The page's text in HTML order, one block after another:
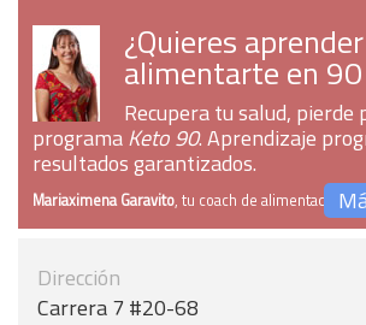
¿Quieres
alimentarte en
Recupera tu salud, pierde
programaKeto 90. Aprendizaje
resultados garantizados.
Mariaximena Garavito, tu coach de alimentación
Dirección
Carrera 7 #20-68